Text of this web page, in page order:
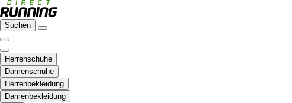
Suchen
Herrenschuhe
Damenschuhe
Herrenbekleidung
Damenbekleidung